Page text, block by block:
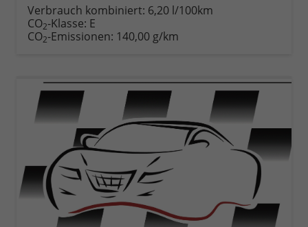
anfordern
Datei,
Verbrauch kombiniert: 6,20 l/100km
CO2-Klasse: E
CO2-Emissionen: 140,00 g/km